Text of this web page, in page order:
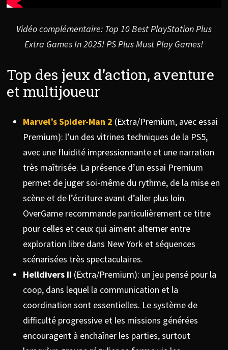
Vidéo complémentaire: Top 10 Best PlayStation Plus
Extra Games In 2025! PS Plus Must Play Games!
Top des jeux d’action, aventure
et multijoueur
Marvel’s Spider-Man 2 (Extra/Premium, avec essai
Premium): l’un des vitrines techniques de la PS5,
avec une fluidité impressionnante et une narration
très maîtrisée. La présence d’un essai Premium
permet de juger soi-même du rythme, de la mise en
scène et de l’écriture avant d’aller plus loin.
OverGame recommande particulièrement ce titre
pour celles et ceux qui aiment alterner entre
exploration libre dans New York et séquences
scénarisées très spectaculaires.
Helldivers II (Extra/Premium): un jeu pensé pour la
coop, dans lequel la communication et la
coordination sont essentielles. Le système de
difficulté progressive et les missions générées
encouragent à enchaîner les parties, surtout